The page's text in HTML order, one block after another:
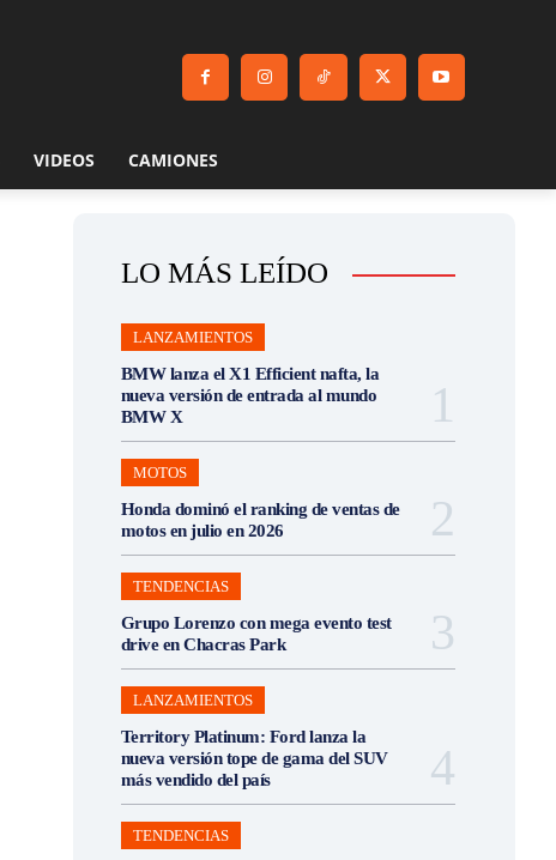
VIDEOS CAMIONES
LO MÁS LEÍDO
LANZAMIENTOS
BMW lanza el X1 Efficient nafta, la
nueva versión de entrada al mundo
BMW X
MOTOS
Honda dominó el ranking de ventas de
motos en julio en 2026
TENDENCIAS
Grupo Lorenzo con mega evento test
drive en Chacras Park
LANZAMIENTOS
Territory Platinum: Ford lanza la
nueva versión tope de gama del SUV
más vendido del país
TENDENCIAS